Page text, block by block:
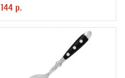
144 р.